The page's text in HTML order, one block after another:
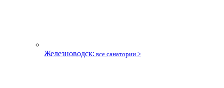
Железноводск: все санатории >